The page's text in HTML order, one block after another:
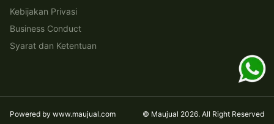
Kebijakan Privasi
Business Conduct
Syarat dan Ketentuan
Powered by www.maujual.com © Maujual 2026. All Right Reserved